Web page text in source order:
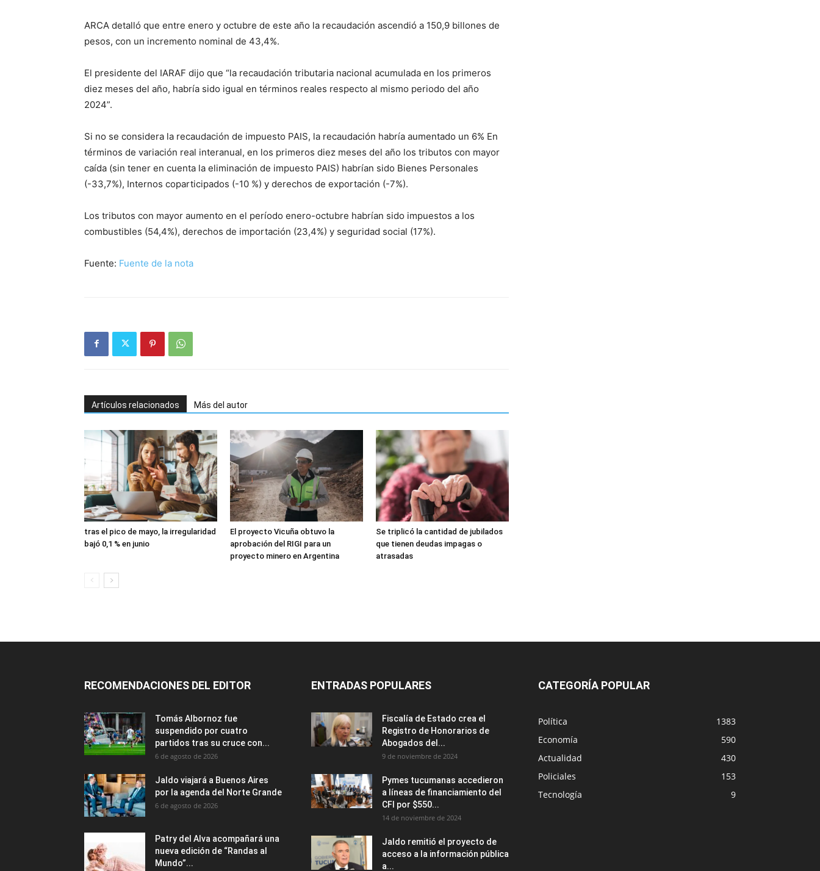
ARCA detalló que entre enero y octubre de este año la recaudación ascendió a 150,9 billones de
pesos, con un incremento nominal de 43,4%.
El presidente del IARAF dijo que “la recaudación tributaria nacional acumulada en los primeros
diez meses del año, habría sido igual en términos reales respecto al mismo periodo del año
2024”.
Si no se considera la recaudación de impuesto PAIS, la recaudación habría aumentado un 6% En
términos de variación real interanual, en los primeros diez meses del año los tributos con mayor
caída (sin tener en cuenta la eliminación de impuesto PAIS) habrían sido Bienes Personales
(-33,7%), Internos coparticipados (-10 %) y derechos de exportación (-7%).
Los tributos con mayor aumento en el período enero-octubre habrían sido impuestos a los
combustibles (54,4%), derechos de importación (23,4%) y seguridad social (17%).
Fuente: Fuente de la nota
Artículos relacionados Más del autor
tras el pico de mayo, la irregularidad
bajó 0,1 % en junio
El proyecto Vicuña obtuvo la
aprobación del RIGI para un
proyecto minero en Argentina
Se triplicó la cantidad de jubilados
que tienen deudas impagas o
atrasadas
RECOMENDACIONES DEL EDITOR
Tomás Albornoz fue
suspendido por cuatro
partidos tras su cruce con...
6 de agosto de 2026
Jaldo viajará a Buenos Aires
por la agenda del Norte Grande
6 de agosto de 2026
Patry del Alva acompañará una
nueva edición de “Randas al
Mundo”...
ENTRADAS POPULARES
Fiscalía de Estado crea el
Registro de Honorarios de
Abogados del...
9 de noviembre de 2024
Pymes tucumanas accedieron
a líneas de financiamiento del
CFI por $550...
14 de noviembre de 2024
Jaldo remitió el proyecto de
acceso a la información pública
a...
CATEGORÍA POPULAR
Política
1383
Economía
590
Actualidad
430
Policiales
153
Tecnología
9